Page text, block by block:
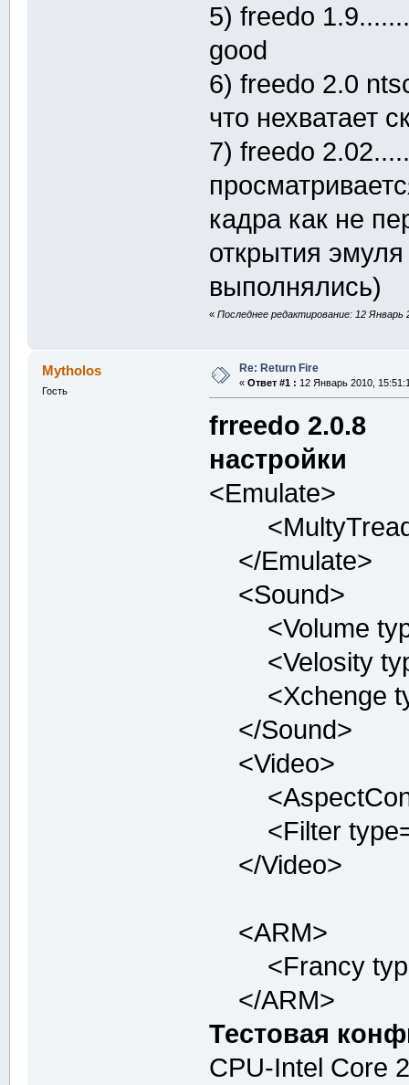
5) freedo
good
6) freedo 2.0
что нехватает
7) freedo
кадра как не
открытия
выполнялись)
«Последнее редактирование: 12 Январь
Mytholos
Гость
Re: Return Fire
« Ответ #1 : 12 Январь 2010,
frreedo 2.0.8
настройки
<Emulate>
</Emulate>
<Sound>
<Volume
<Velosity
<Xchenge
</Sound>
<Video>
<Filter
</Video>
<ARM>
<Francy
</ARM>
Тестовая
CPU-Intel Core